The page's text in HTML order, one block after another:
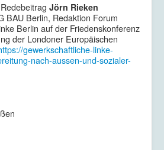
Jörn Rieken
BAU Berlin, Redaktion Forum
Berlin auf der Friedenskonferenz
der Londoner Europäischen
gewerkschaftliche-linke-
nach-aussen-und-sozialer-